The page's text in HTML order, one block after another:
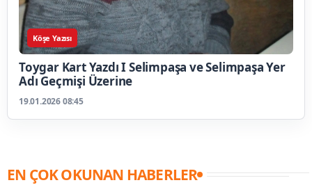
Köşe Yazısı
Toygar Kart Yazdı I Selimpaşa ve Selimpaşa Yer
Adı Geçmişi Üzerine
19.01.2026 08:45
EN ÇOK OKUNAN HABERLER